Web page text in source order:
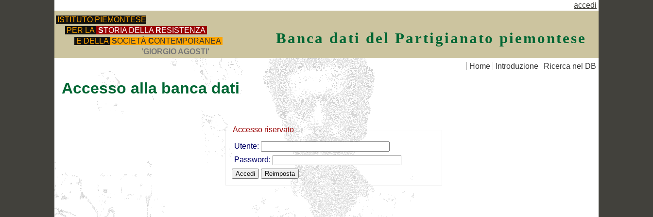
accedi
ISTITUTO PIEMONTESE
PER LA STORIA DELLA RESISTENZA
E DELLA SOCIETÀ CONTEMPORANEA
'GIORGIO AGOSTI'
Banca dati del Partigianato piemontese
Home Introduzione Ricerca nel DB
Accesso alla banca dati
Accesso riservato
Utente:
Password: